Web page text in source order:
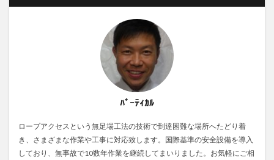
ﾊﾞｰﾃｨｶﾙ
ロープアクセスという無足場工法の技術で到達困難な場所へたどり着
き、さまざまな作業や工事に対応致します。国際基準の安全設備を導入
しており、無事故で10数年作業を継続してまいりました。お気軽にご相